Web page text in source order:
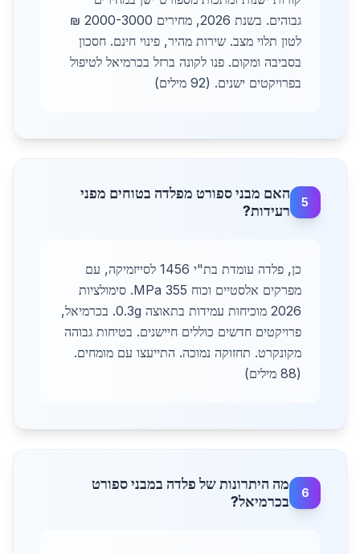
גבוהים. בשנת 2026, מחירים 2000-3000 ₪
לטון תלוי מצב. שירות מהיר, פינוי חינם. חסכון
בסביבה ומקום. פנו לקונה ברזל בכרמיאל לטיפול
בפרויקטים ישנים. (92 מילים)
5
האם מבני ספורט מפלדה בטוחים מפני
רעידות?
כן, פלדה עומדת בת"י 1456 לסייזמיקה, עם
מפרקים אלסטיים וכוח 355 MPa. סימולציות
2026 מוכיחות עמידות בתאוצה 0.3g. בכרמיאל,
פרויקטים חדשים כוללים חיישנים. בטיחות גבוהה
מקונקרט. תחזוקה נמוכה. התייעצו עם מומחים.
(88 מילים)
6
מה היתרונות של פלדה במבני ספורט
בכרמיאל?